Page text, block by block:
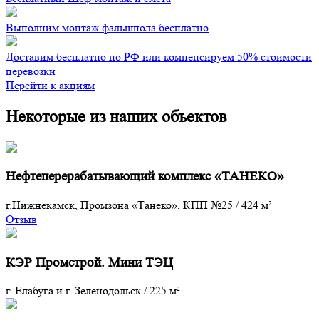
Выполним монтаж фальшпола бесплатно
Доставим бесплатно по РФ или компенсируем 50% стоимости
перевозки
Перейти к акциям
Некоторые из наших объектов
Нефтеперерабатывающий комплекс «ТАНЕКО»
г.Нижнекамск, Промзона «Танеко», КПП №25 /424 м²
Отзыв
КЭР Промстрой. Мини ТЭЦ
г. Елабуга и г. Зеленодольск /225 м²